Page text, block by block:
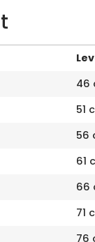
46
51
56
61
66
71
76